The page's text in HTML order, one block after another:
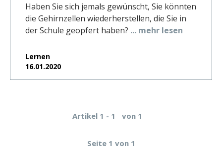
Haben Sie sich jemals gewünscht, Sie könnten
die Gehirnzellen wiederherstellen, die Sie in
der Schule geopfert haben? ... mehr lesen
Lernen
16.01.2020
Artikel 1 - 1 von 1
Seite 1 von 1